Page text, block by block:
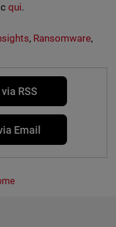
qui.
, Ransomware,
RSS
Email